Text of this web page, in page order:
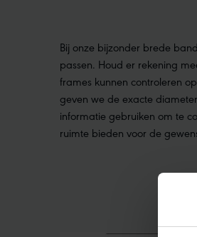
Bij onze bijzonder brede
passen. Houd er rekening
frames kunnen controleren
geven we de exacte
informatie gebruiken om te
ruimte bieden voor de